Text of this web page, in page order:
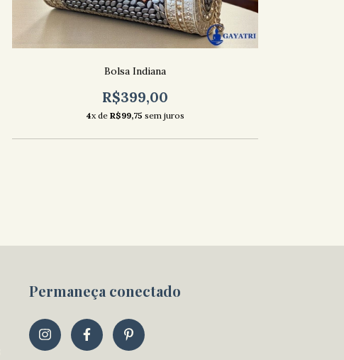
Bolsa Indiana
R$399,00
4x de R$99,75 sem juros
Permaneça conectado